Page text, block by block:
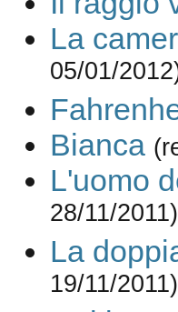
La
05/01/
Bianca
L'uomo
28/11/2011)
La
19/11/2011)